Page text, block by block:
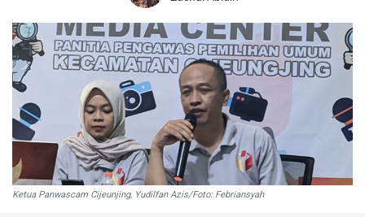
Ketua Panwascam Cijeunjing, Yudilfan Azis/Foto: Febriansyah